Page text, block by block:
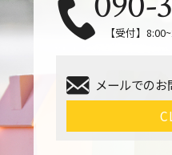
【受付】
メールでの